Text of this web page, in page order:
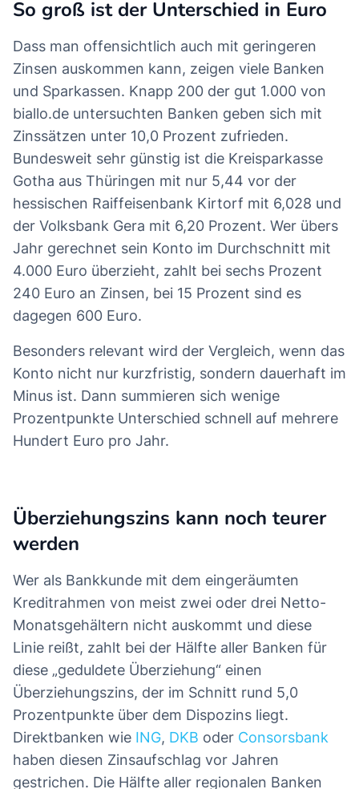
So groß ist der Unterschied in Euro
Dass man offensichtlich auch mit geringeren
Zinsen auskommen kann, zeigen viele Banken
und Sparkassen. Knapp 200 der gut 1.000 von
biallo.de untersuchten Banken geben sich mit
Zinssätzen unter 10,0 Prozent zufrieden.
Bundesweit sehr günstig ist die Kreisparkasse
Gotha aus Thüringen mit nur 5,44 vor der
hessischen Raiffeisenbank Kirtorf mit 6,028 und
der Volksbank Gera mit 6,20 Prozent. Wer übers
Jahr gerechnet sein Konto im Durchschnitt mit
4.000 Euro überzieht, zahlt bei sechs Prozent
240 Euro an Zinsen, bei 15 Prozent sind es
dagegen 600 Euro.
Besonders relevant wird der Vergleich, wenn das
Konto nicht nur kurzfristig, sondern dauerhaft im
Minus ist. Dann summieren sich wenige
Prozentpunkte Unterschied schnell auf mehrere
Hundert Euro pro Jahr.
Überziehungszins kann noch teurer
werden
Wer als Bankkunde mit dem eingeräumten
Kreditrahmen von meist zwei oder drei Netto-
Monatsgehältern nicht auskommt und diese
Linie reißt, zahlt bei der Hälfte aller Banken für
diese „geduldete Überziehung“ einen
Überziehungszins, der im Schnitt rund 5,0
Prozentpunkte über dem Dispozins liegt.
Direktbanken wie ING, DKB oder Consorsbank
haben diesen Zinsaufschlag vor Jahren
gestrichen. Die Hälfte aller regionalen Banken